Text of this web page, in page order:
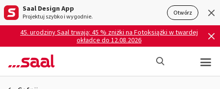
Saal Design App
Projektuj szybko i wygodnie. Otwórz
45. urodziny Saal trwają: 45 % zniżki na Fotoksiążki w twardej
okładce do 12.08.2026